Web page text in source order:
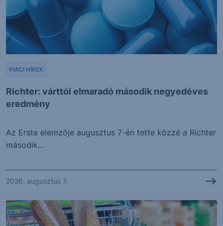
Richter: várttól elmaradó második negyedéves
eredmény
PIACI HÍREK
Az Erste elemzője augusztus 7-én tette közzé a Richter
második...
2026. augusztus 7.